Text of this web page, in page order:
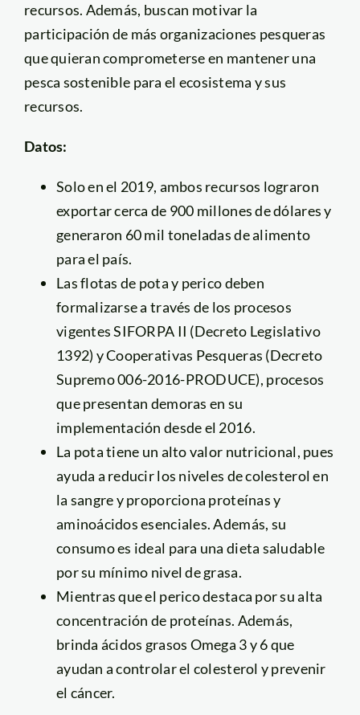
recursos. Además, buscan motivar la
participación de más organizaciones pesqueras
que quieran comprometerse en mantener una
pesca sostenible para el ecosistema y sus
recursos.
Datos:
Solo en el 2019, ambos recursos lograron
exportar cerca de 900 millones de dólares y
generaron 60 mil toneladas de alimento
para el país.
Las flotas de pota y perico deben
formalizarse a través de los procesos
vigentes SIFORPA II (Decreto Legislativo
1392) y Cooperativas Pesqueras (Decreto
Supremo 006-2016-PRODUCE), procesos
que presentan demoras en su
implementación desde el 2016.
La pota tiene un alto valor nutricional, pues
ayuda a reducir los niveles de colesterol en
la sangre y proporciona proteínas y
aminoácidos esenciales. Además, su
consumo es ideal para una dieta saludable
por su mínimo nivel de grasa.
Mientras que el perico destaca por su alta
concentración de proteínas. Además,
brinda ácidos grasos Omega 3 y 6 que
ayudan a controlar el colesterol y prevenir
el cáncer.